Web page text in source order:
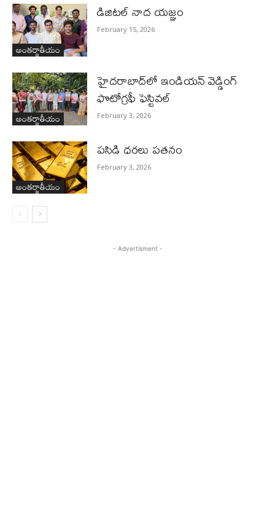
అంతర్జాతీయం
డిజిటల్ నాద యజ్ఞం
February 15, 2026
అంతర్జాతీయం
హైదరాబాద్‌లో ఇండియన్ వెడ్డింగ్
ఫొటోగ్రఫీ ఫెస్టివల్
February 3, 2026
అంతర్జాతీయం
పసిడి ధరలు పతనం
February 3, 2026
- Advertisment -